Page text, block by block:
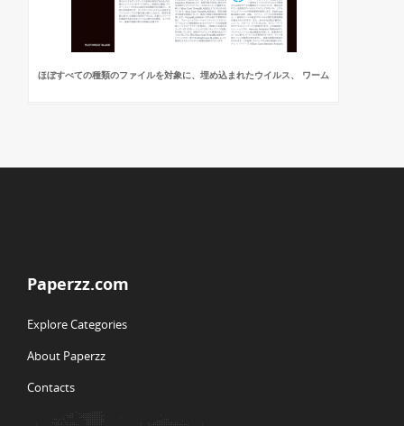
ほぼすべての種類のファイルを対象に、埋め込まれたウイルス、 ワーム
Paperzz.com
Explore Categories
About Paperzz
Contacts